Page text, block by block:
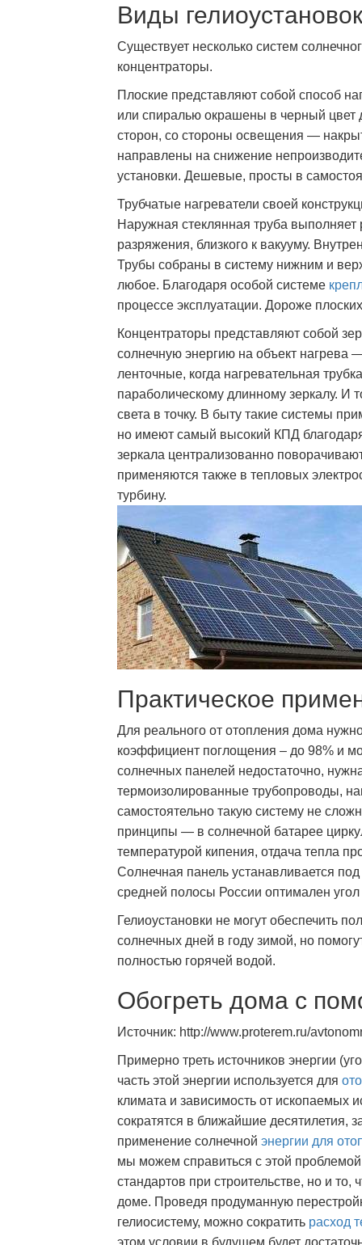
Виды гелиоустановок
Существует несколько систем
концентраторы.
Плоские представляют собой способ
или спиралью окрашены в черный цвет
сторон, со стороны освещения —
направлены на снижение
установки. Дешевые, просты в
Трубчатые нагреватели своей
Наружная стеклянная труба выполняет
разряжения, близкого к вакууму.
Трубы собраны в систему нижним и
любое. Благодаря особой системе
процессе эксплуатации. Дороже
Концентраторы представляют собой
солнечную энергию на объект нагрева
ленточные, когда нагревательная
параболическому длинному зеркалу. И
света в точку. В быту такие системы
но имеют самый высокий КПД
зеркала централизованно
применяются также в тепловых
турбину.
Практическое
Для реального от отопления дома
коэффициент поглощения – до 98% и
солнечных панелей недостаточно,
термоизолированные трубопроводы,
самостоятельно такую систему не
принципы — в солнечной батарее
температурой кипения, отдача тепла
Солнечная панель устанавливается
средней полосы России оптимален
Гелиоустановки не могут обеспечить
солнечных дней в году зимой, но
полностью горячей водой.
Обогреть дома с
Источник: http://www.proterem.ru/
Примерно треть источников энергии
часть этой энергии используется для
климата и зависимость от ископаемых
сократятся в ближайшие десятилетия,
применение солнечной энергии для
мы можем справиться с этой
стандартов при строительстве, но и то,
доме. Проведя продуманную
гелиосистему, можно сократить расход
этом условии в будущем будет